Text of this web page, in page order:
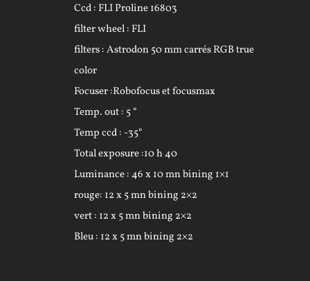
Ccd : FLI Proline 16803
filter wheel : FLI
filters : Astrodon 50 mm carrés RGB true
color
Focuser :Robofocus et focusmax
Temp. out : 5 °
Temp ccd : -35°
Total exposure :10 h 40
Luminance : 46 x 10 mn bining 1×1
rouge: 12 x 5 mn bining 2×2
vert : 12 x 5 mn bining 2×2
Bleu : 12 x 5 mn bining 2×2